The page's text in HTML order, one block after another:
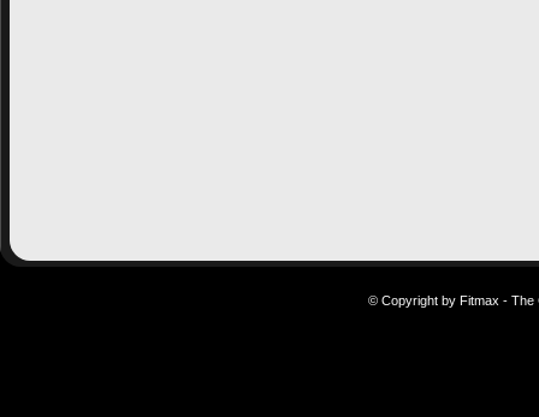
© Copyright by Fitmax - The